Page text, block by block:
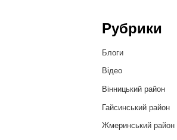
Рубрики
Блоги
Відео
Вінницький район
Гайсинський район
Жмеринський район